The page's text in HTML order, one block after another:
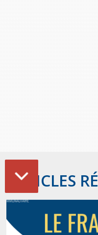
ARTICLES